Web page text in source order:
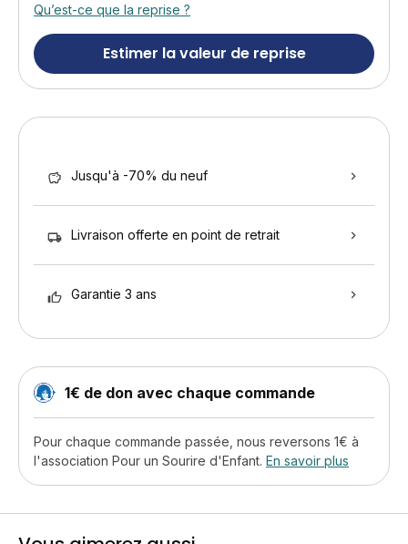
Qu’est-ce que la reprise ?
Estimer la valeur de reprise
Jusqu'à -70% du neuf
Livraison offerte en point de retrait
Garantie 3 ans
1€ de don avec chaque commande
Pour chaque commande passée, nous reversons 1€ à
l'association Pour un Sourire d'Enfant. En savoir plus